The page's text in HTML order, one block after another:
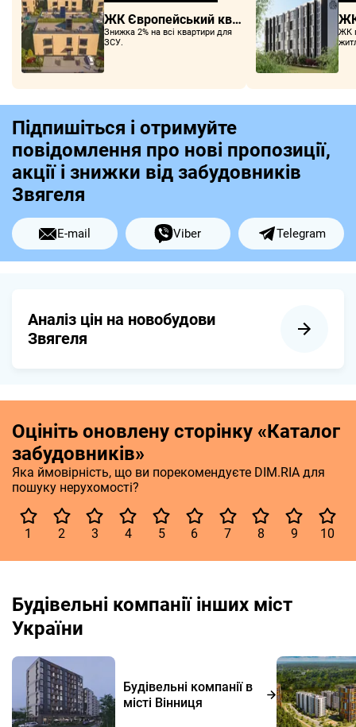
ЖК Європейський квартал
Знижка 2% на всі квартири для
ЗСУ.
ЖК
Підпишіться і отримуйте
повідомлення про нові пропозиції,
акції і знижки від забудовників
Звягеля
E-mail Viber Telegram
Аналіз цін на новобудови
Звягеля
Оцініть оновлену сторінку «Каталог
забудовників»
Яка ймовірність, що ви порекомендуєте DIM.RIA для
пошуку нерухомості?
1 2 3 4 5 6 7 8 9 10
Будівельні компанії інших міст
України
Будівельні компанії в
місті Вінниця